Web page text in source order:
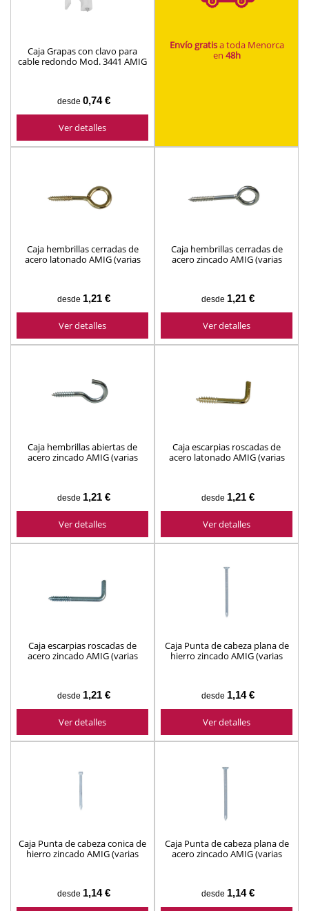
Caja Grapas con clavo para
cable redondo Mod. 3441 AMIG
desde 0,74 €
Ver detalles
Envío gratisa toda Menorca
en 48h
Caja hembrillas cerradas de
acero latonado AMIG (varias
desde 1,21 €
Ver detalles
Caja hembrillas cerradas de
acero zincado AMIG (varias
desde 1,21 €
Ver detalles
Caja hembrillas abiertas de
acero zincado AMIG (varias
desde 1,21 €
Ver detalles
Caja escarpias roscadas de
acero latonado AMIG (varias
desde 1,21 €
Ver detalles
Caja escarpias roscadas de
acero zincado AMIG (varias
desde 1,21 €
Ver detalles
Caja Punta de cabeza plana de
hierro zincado AMIG (varias
desde 1,14 €
Ver detalles
Caja Punta de cabeza conica de
hierro zincado AMIG (varias
desde 1,14 €
Caja Punta de cabeza plana de
acero zincado AMIG (varias
desde 1,14 €